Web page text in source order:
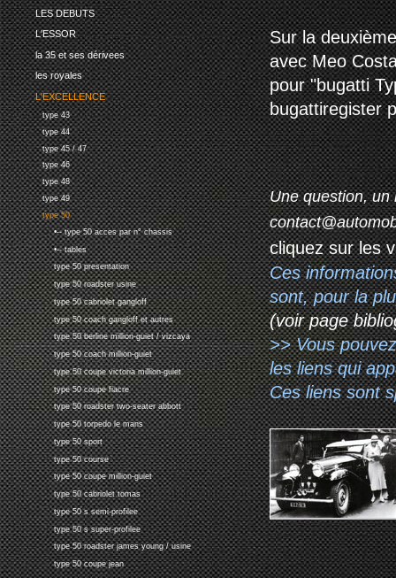
LES DEBUTS
L'ESSOR
la 35 et ses dérivees
les royales
L'EXCELLENCE
type 43
type 44
type 45 / 47
type 46
type 48
type 49
type 50
•-- type 50 acces par n° chassis
•-- tables
type 50 presentation
type 50 roadster usine
type 50 cabriolet gangloff
type 50 coach gangloff et autres
type 50 berline million-guiet / vizcaya
type 50 coach million-guiet
type 50 coupe victoria million-guiet
type 50 coupe fiacre
type 50 roadster two-seater abbott
type 50 torpedo le mans
type 50 sport
type 50 course
type 50 coupe million-guiet
type 50 cabriolet tomas
type 50 s semi-profilee
type 50 s super-profilee
type 50 roadster james young / usine
type 50 coupe jean
Sur la
avec Meo
pour "bugatti
bugattiregister
Une question, un
cliquez sur les
Ces
sont, pour la
(voir page
>> Vous
les liens qui
Ces liens sont